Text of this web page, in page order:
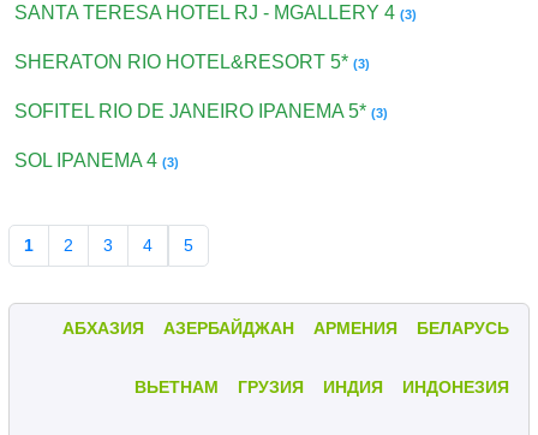
SANTA TERESA HOTEL RJ - MGALLERY 4(3)
SHERATON RIO HOTEL&RESORT 5*(3)
SOFITEL RIO DE JANEIRO IPANEMA 5*(3)
SOL IPANEMA 4(3)
1 2 3 4 5
АБХАЗИЯ АЗЕРБАЙДЖАН АРМЕНИЯ БЕЛАРУСЬ
ВЬЕТНАМ ГРУЗИЯ ИНДИЯ ИНДОНЕЗИЯ